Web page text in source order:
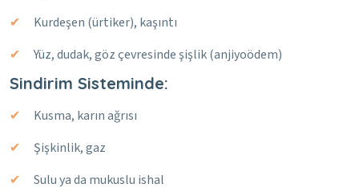
Kurdeşen (ürtiker), kaşıntı
Yüz, dudak, göz çevresinde şişlik (anjiyoödem)
Sindirim Sisteminde:
Kusma, karın ağrısı
Şişkinlik, gaz
Sulu ya da mukuslu ishal